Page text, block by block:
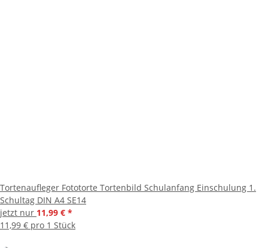
Tortenaufleger Fototorte Tortenbild Schulanfang Einschulung 1.
Schultag DIN A4 SE14
jetzt nur 11,99 € *
11,99 € pro 1 Stück